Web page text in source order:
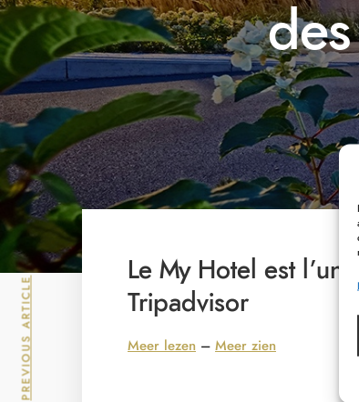
Le My Hotel est l’un
Tripadvisor
Meer lezen – Meer zien
PREVIOUS ARTICLE